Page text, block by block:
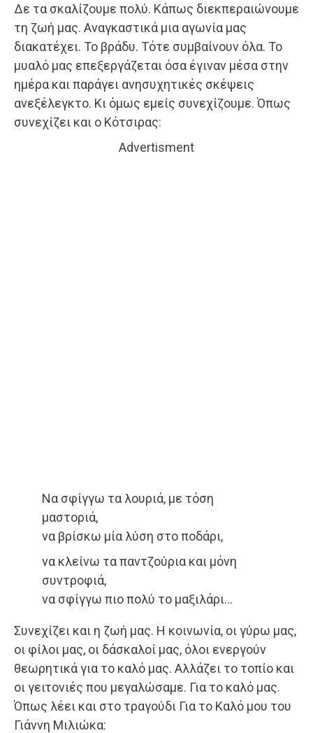
Δε τα σκαλίζουμε πολύ. Κάπως διεκπεραιώνουμε
τη ζωή μας. Αναγκαστικά μια αγωνία μας
διακατέχει. Το βράδυ. Τότε συμβαίνουν όλα. Το
μυαλό μας επεξεργάζεται όσα έγιναν μέσα στην
ημέρα και παράγει ανησυχητικές σκέψεις
ανεξέλεγκτο. Κι όμως εμείς συνεχίζουμε. Όπως
συνεχίζει και ο Κότσιρας:
Advertisment
Να σφίγγω τα λουριά, με τόση
μαστοριά,
να βρίσκω μία λύση στο ποδάρι,
να κλείνω τα παντζούρια και μόνη
συντροφιά,
να σφίγγω πιο πολύ το μαξιλάρι…
Συνεχίζει και η ζωή μας. Η κοινωνία, οι γύρω μας,
οι φίλοι μας, οι δάσκαλοί μας, όλοι ενεργούν
θεωρητικά για το καλό μας. Αλλάζει το τοπίο και
οι γειτονιές που μεγαλώσαμε. Για το καλό μας.
Όπως λέει και στο τραγούδι Για το Καλό μου του
Γιάννη Μιλιώκα: